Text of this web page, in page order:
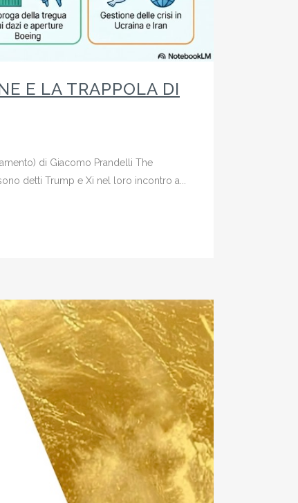
E LA TRAPPOLA DI
di Giacomo Prandelli The
detti Trump e Xi nel loro incontro a...